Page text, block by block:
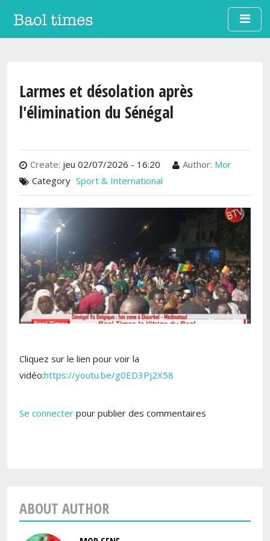
Aller au contenu principal
Larmes et désolation après
l'élimination du Sénégal
Create: jeu 02/07/2026 - 16:20 Author: Mor
Category Sport & International
Cliquez sur le lien pour voir la
vidéo:https://youtu.be/g0ED3Pj2X58
Se connecter pour publier des commentaires
ABOUT AUTHOR